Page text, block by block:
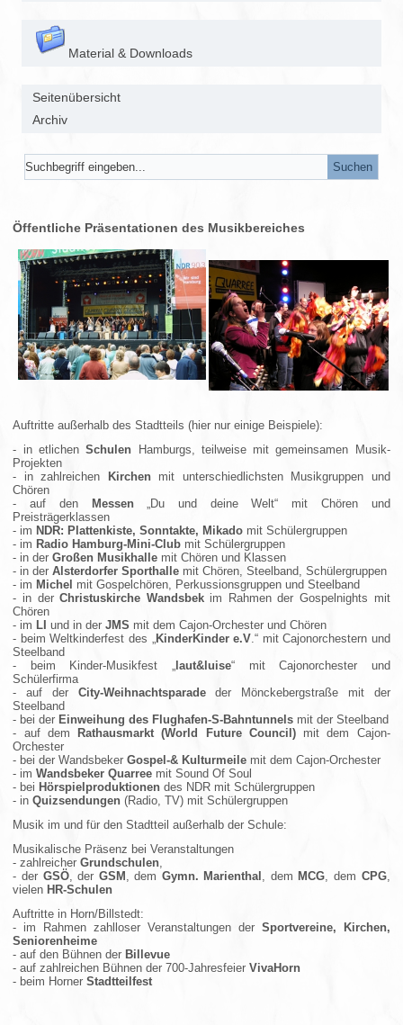
Material & Downloads
Seitenübersicht
Archiv
Öffentliche Präsentationen des Musikbereiches
Auftritte außerhalb des Stadtteils (hier nur einige Beispiele):
- in etlichenSchulen Hamburgs, teilweise mit gemeinsamen Musik-
Projekten
- in zahlreichen Kirchenmit unterschiedlichsten Musikgruppen und
Chören
- auf den Messen„Du und deine Welt“ mit Chören und
Preisträgerklassen
- im NDR: Plattenkiste, Sonntakte, Mikado mit Schülergruppen
- im Radio Hamburg-Mini-Club mit Schülergruppen
- in derGroßen Musikhalle mit Chören und Klassen
- in derAlsterdorfer Sporthalle mit Chören, Steelband, Schülergruppen
- im Michel mit Gospelchören, Perkussionsgruppen und Steelband
- in derChristuskirche Wandsbekim Rahmen der Gospelnights mit
Chören
- im LI und in derJMS mit dem Cajon-Orchester und Chören
- beim Weltkinderfest des „ KinderKinder e.V .“ mit Cajonorchestern und
Steelband
- beim Kinder-Musikfest „ laut&luise“ mit Cajonorchester und
Schülerfirma
- auf der City-Weihnachtsparadeder Mönckebergstraße mit der
Steelband
- bei der Einweihung des Flughafen-S-Bahntunnels mit der Steelband
- auf dem Rathausmarkt (World Future Council)mit dem Cajon-
Orchester
- bei der WandsbekerGospel-& Kulturmeile mit dem Cajon-Orchester
- imWandsbeker Quarree mit Sound Of Soul
- beiHörspielproduktionen des NDR mit Schülergruppen
- inQuizsendungen (Radio, TV) mit Schülergruppen
Musik im und für den Stadtteil außerhalb der Schule:
Musikalische Präsenz bei Veranstaltungen
- zahlreicherGrundschulen
- der GSÖ, der GSM , dem Gymn. Marienthal , demMCG , dem CPG,
vielen HR-Schulen
Auftritte in Horn/Billstedt:
- im Rahmen zahlloser Veranstaltungen der Sportvereine, Kirchen,
Seniorenheime
- auf den Bühnen der Billevue
- auf zahlreichen Bühnen der 700-JahresfeierVivaHorn
- beim HornerStadtteilfest